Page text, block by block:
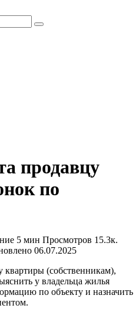
продавцу
по
5 мин Просмотров 15.3к.
06.07.2025
квартиры (собственникам),
у владельца жилья
по объекту и назначить